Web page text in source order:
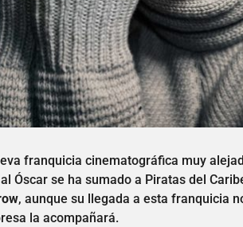
franquicia cinematográfica muy
Óscar se ha sumado a Piratas del
, aunque su llegada a esta franquicia
la acompañará.